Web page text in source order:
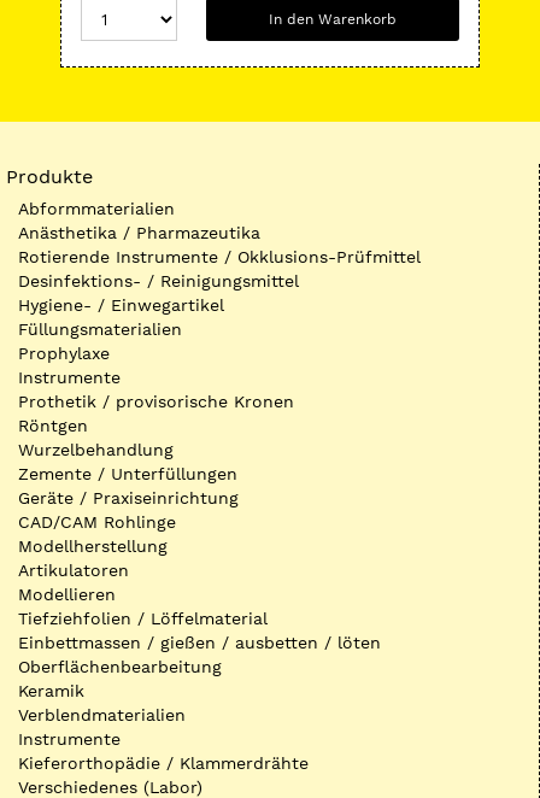
In den Warenkorb
Produkte
Abformmaterialien
Anästhetika / Pharmazeutika
Rotierende Instrumente / Okklusions-Prüfmittel
Desinfektions- / Reinigungsmittel
Hygiene- / Einwegartikel
Füllungsmaterialien
Prophylaxe
Instrumente
Prothetik / provisorische Kronen
Röntgen
Wurzelbehandlung
Zemente / Unterfüllungen
Geräte / Praxiseinrichtung
CAD/CAM Rohlinge
Modellherstellung
Artikulatoren
Modellieren
Tiefziehfolien / Löffelmaterial
Einbettmassen / gießen / ausbetten / löten
Oberflächenbearbeitung
Keramik
Verblendmaterialien
Instrumente
Kieferorthopädie / Klammerdrähte
Verschiedenes (Labor)